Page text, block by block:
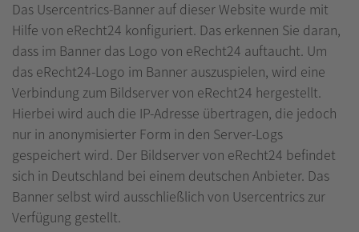
Das Usercentrics-Banner auf dieser Website wurde mit
Hilfe von eRecht24 konfiguriert. Das erkennen Sie daran,
dass im Banner das Logo von eRecht24 auftaucht. Um
das eRecht24-Logo im Banner auszuspielen, wird eine
Verbindung zum Bildserver von eRecht24 hergestellt.
Hierbei wird auch die IP-Adresse übertragen, die jedoch
nur in anonymisierter Form in den Server-Logs
gespeichert wird. Der Bildserver von eRecht24 befindet
sich in Deutschland bei einem deutschen Anbieter. Das
Banner selbst wird ausschließlich von Usercentrics zur
Verfügung gestellt.